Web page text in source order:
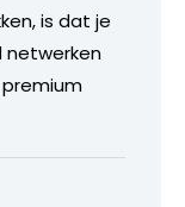
is dat je
netwerken